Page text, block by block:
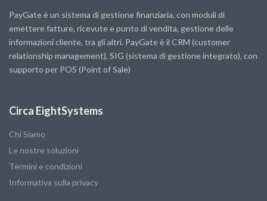
PayGate è un sistema di gestione finanziaria, con moduli di
emettere fatture, ricevute e punto di vendita, gestione delle
informazioni cliente, tra gli altri. PayGate è il CRM (customer
relationship management), SIG (sistema di gestione integrato), con
supporto per POS (Point of Sale)
Circa EightSystems
Chi Siamo
Le nostre soluzioni
Termini e condizioni
Informativa sulla privacy